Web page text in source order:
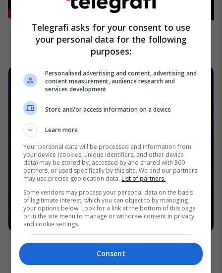
Telegrafi asks for your consent to use
your personal data for the following
purposes:
Personalised advertising and content, advertising and
content measurement, audience research and
services development
Store and/or access information on a device
Learn more
Your personal data will be processed and information from
your device (cookies, unique identifiers, and other device
data) may be stored by, accessed by and shared with 369
partners, or used specifically by this site. We and our partners
may use precise geolocation data. List of partners.
Some vendors may process your personal data on the basis
of legitimate interest, which you can object to by managing
your options below. Look for a link at the bottom of this page
or in the site menu to manage or withdraw consent in privacy
and cookie settings.
Consent